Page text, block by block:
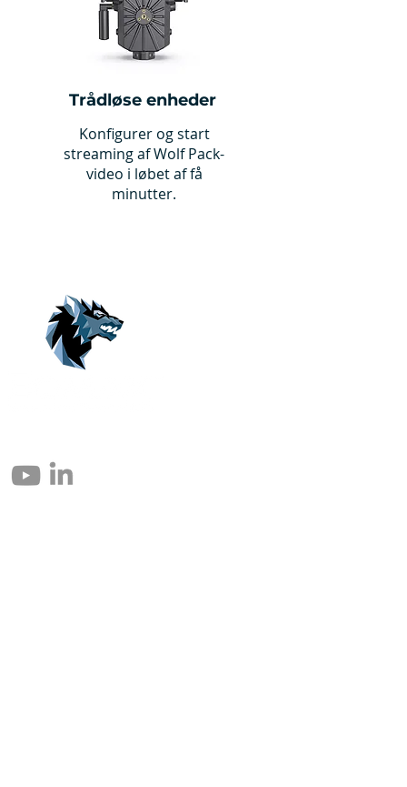
Trådløse enheder
Konfigurer og start
streaming af Wolf Pack-
video i løbet af få
minutter.